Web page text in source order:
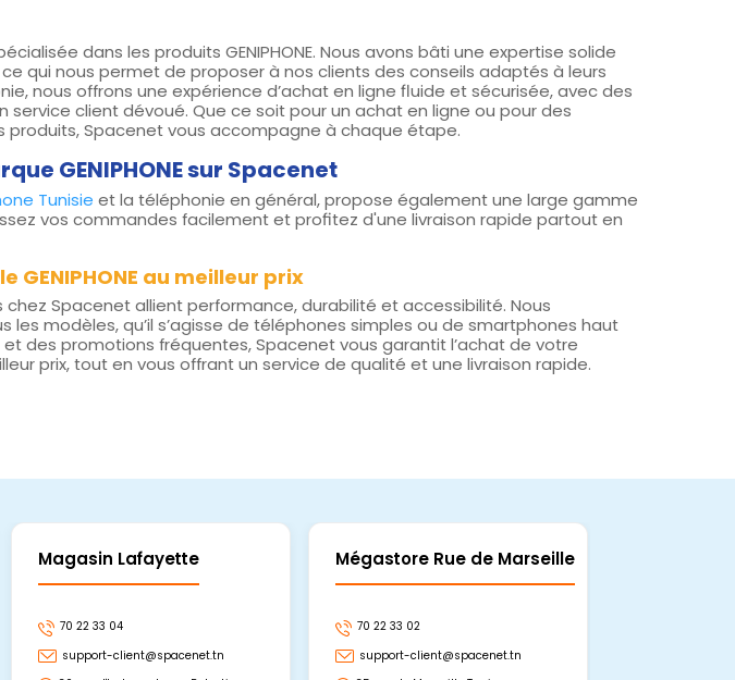
dans les produits GENIPHONE. Nous avons bâti une expertise solide
qui nous permet de proposer à nos clients des conseils adaptés à leurs
nous offrons une expérience d’achat en ligne fluide et sécurisée, avec des
service client dévoué. Que ce soit pour un achat en ligne ou pour des
Spacenet vous accompagne à chaque étape.
GENIPHONE sur Spacenet
Tunisie et la téléphonie en général, propose également une large gamme
vos commandes facilement et profitez d'une livraison rapide partout en
GENIPHONE au meilleur prix
chez Spacenet allient performance, durabilité et accessibilité. Nous
les modèles, qu’il s’agisse de téléphones simples ou de smartphones haut
des promotions fréquentes, Spacenet vous garantit l’achat de votre
prix, tout en vous offrant un service de qualité et une livraison rapide.
Magasin Lafayette
70 22 33 04
support-client@spacenet.tn
Mégastore Rue de Marseille
70 22 33 02
support-client@spacenet.tn